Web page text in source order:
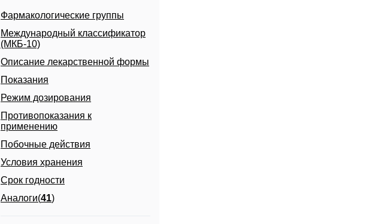
Фармакологические группы
Международный классификатор
(МКБ-10)
Описание лекарственной формы
Показания
Режим дозирования
Противопоказания к
применению
Побочные действия
Условия хранения
Срок годности
Аналоги(41)